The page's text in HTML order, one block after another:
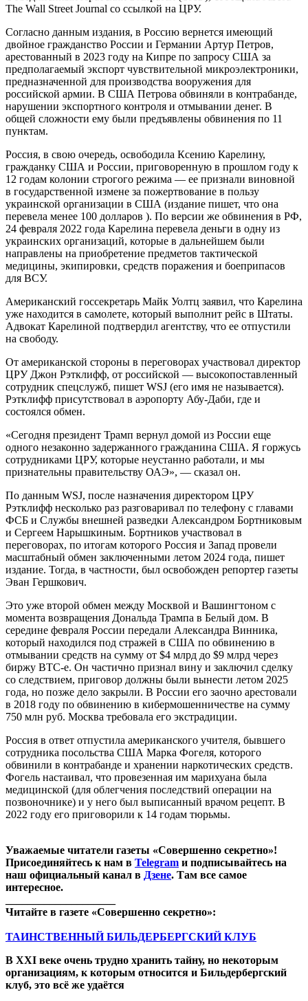
The Wall Street Journal со ссылкой на ЦРУ.
Согласно данным издания, в Россию вернется имеющий
двойное гражданство России и Германии Артур Петров,
арестованный в 2023 году на Кипре по запросу США за
предполагаемый экспорт чувствительной микроэлектроники,
предназначенной для производства вооружения для
российской армии. В США Петрова обвиняли в контрабанде,
нарушении экспортного контроля и отмывании денег. В
общей сложности ему были предъявлены обвинения по 11
пунктам.
Россия, в свою очередь, освободила Ксению Карелину,
гражданку США и России, приговоренную в прошлом году к
12 годам колонии строгого режима — ее признали виновной
в государственной измене за пожертвование в пользу
украинской организации в США (издание пишет, что она
перевела менее 100 долларов ). По версии же обвинения в РФ,
24 февраля 2022 года Карелина перевела деньги в одну из
украинских организаций, которые в дальнейшем были
направлены на приобретение предметов тактической
медицины, экипировки, средств поражения и боеприпасов
для ВСУ.
Американский госсекретарь Майк Уолтц заявил, что Карелина
уже находится в самолете, который выполнит рейс в Штаты.
Адвокат Карелиной подтвердил агентству, что ее отпустили
на свободу.
От американской стороны в переговорах участвовал директор
ЦРУ Джон Рэтклифф, от российской — высокопоставленный
сотрудник спецслужб, пишет WSJ (его имя не называется).
Рэтклифф присутствовал в аэропорту Абу-Даби, где и
состоялся обмен.
«Сегодня президент Трамп вернул домой из России еще
одного незаконно задержанного гражданина США. Я горжусь
сотрудниками ЦРУ, которые неустанно работали, и мы
признательны правительству ОАЭ», — сказал он.
По данным WSJ, после назначения директором ЦРУ
Рэтклифф несколько раз разговаривал по телефону с главами
ФСБ и Службы внешней разведки Александром Бортниковым
и Сергеем Нарышкиным. Бортников участвовал в
переговорах, по итогам которого Россия и Запад провели
масштабный обмен заключенными летом 2024 года, пишет
издание. Тогда, в частности, был освобожден репортер газеты
Эван Гершкович.
Это уже второй обмен между Москвой и Вашингтоном с
момента возвращения Дональда Трампа в Белый дом. В
середине февраля России передали Александра Винника,
который находился под стражей в США по обвинению в
отмывании средств на сумму от $4 млрд до $9 млрд через
биржу BTC-e. Он частично признал вину и заключил сделку
со следствием, приговор должны были вынести летом 2025
года, но позже дело закрыли. В России его заочно арестовали
в 2018 году по обвинению в кибермошенничестве на сумму
750 млн руб. Москва требовала его экстрадиции.
Россия в ответ отпустила американского учителя, бывшего
сотрудника посольства США Марка Фогеля, которого
обвинили в контрабанде и хранении наркотических средств.
Фогель настаивал, что провезенная им марихуана была
медицинской (для облегчения последствий операции на
позвоночнике) и у него был выписанный врачом рецепт. В
2022 году его приговорили к 14 годам тюрьмы.
Уважаемые читатели газеты «Совершенно секретно»!
Присоединяйтесь к нам в Telegram и подписывайтесь на
наш официальный канал в Дзене. Там все самое
интересное.
Читайте в газете «Совершенно секретно»:
ТАИНСТВЕННЫЙ БИЛЬДЕРБЕРГСКИЙ КЛУБ
В XXI веке очень трудно хранить тайну, но некоторым
организациям, к которым относится и Бильдербергский
клуб, это всё же удаётся